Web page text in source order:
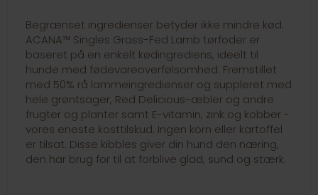
Begrænset ingredienser betyder ikke mindre kød.
ACANA™ Singles Grass-Fed Lamb tørfoder er
baseret på en enkelt kødingrediens, ideelt til
hunde med fødevareoverfølsomhed. Fremstillet
med 50% rå lammeingredienser og suppleret med
hele grøntsager, Red Delicious-æbler og andre
frugter og planter samt E-vitamin, zink og kobber -
vores eneste kosttilskud. Ingen korn eller kartoffel
er tilsat. Disse kibbles giver din hund den næring,
den har brug for til at forblive glad, sund og stærk.